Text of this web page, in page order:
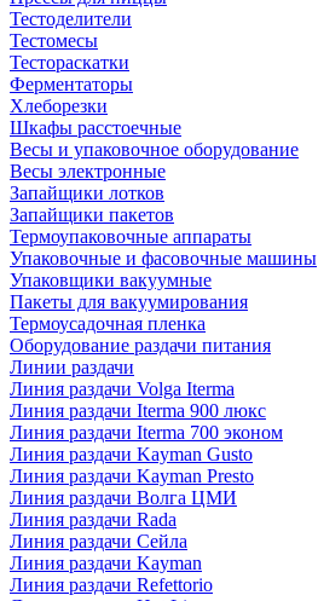
Тестоделители
Тестомесы
Тестораскатки
Ферментаторы
Хлеборезки
Шкафы расстоечные
Весы и упаковочное оборудование
Весы электронные
Запайщики лотков
Запайщики пакетов
Термоупаковочные аппараты
Упаковочные и фасовочные машины
Упаковщики вакуумные
Пакеты для вакуумирования
Термоусадочная пленка
Оборудование раздачи питания
Линии раздачи
Линия раздачи Volga Iterma
Линия раздачи Iterma 900 люкс
Линия раздачи Iterma 700 эконом
Линия раздачи Kayman Gusto
Линия раздачи Kayman Presto
Линия раздачи Волга ЦМИ
Линия раздачи Rada
Линия раздачи Сейла
Линия раздачи Kayman
Линия раздачи Refettorio